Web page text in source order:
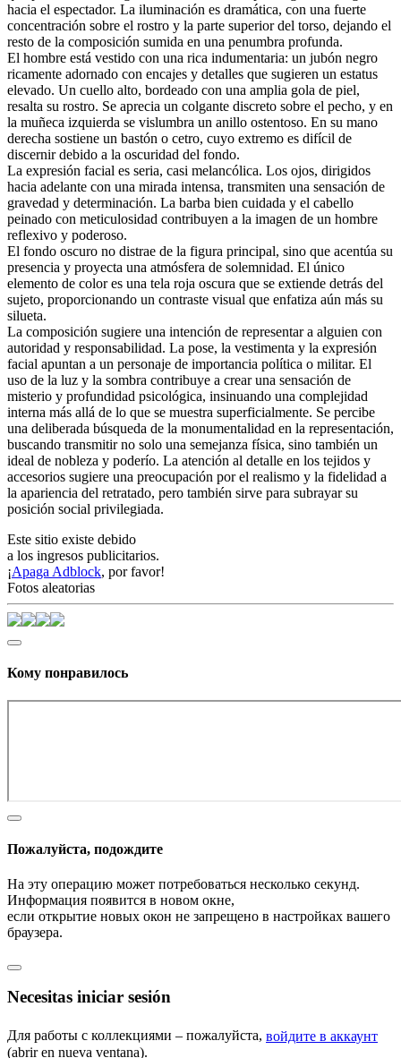
hacia el espectador. La iluminación es dramática, con una fuerte
concentración sobre el rostro y la parte superior del torso, dejando el
resto de la composición sumida en una penumbra profunda.
El hombre está vestido con una rica indumentaria: un jubón negro
ricamente adornado con encajes y detalles que sugieren un estatus
elevado. Un cuello alto, bordeado con una amplia gola de piel,
resalta su rostro. Se aprecia un colgante discreto sobre el pecho, y en
la muñeca izquierda se vislumbra un anillo ostentoso. En su mano
derecha sostiene un bastón o cetro, cuyo extremo es difícil de
discernir debido a la oscuridad del fondo.
La expresión facial es seria, casi melancólica. Los ojos, dirigidos
hacia adelante con una mirada intensa, transmiten una sensación de
gravedad y determinación. La barba bien cuidada y el cabello
peinado con meticulosidad contribuyen a la imagen de un hombre
reflexivo y poderoso.
El fondo oscuro no distrae de la figura principal, sino que acentúa su
presencia y proyecta una atmósfera de solemnidad. El único
elemento de color es una tela roja oscura que se extiende detrás del
sujeto, proporcionando un contraste visual que enfatiza aún más su
silueta.
La composición sugiere una intención de representar a alguien con
autoridad y responsabilidad. La pose, la vestimenta y la expresión
facial apuntan a un personaje de importancia política o militar. El
uso de la luz y la sombra contribuye a crear una sensación de
misterio y profundidad psicológica, insinuando una complejidad
interna más allá de lo que se muestra superficialmente. Se percibe
una deliberada búsqueda de la monumentalidad en la representación,
buscando transmitir no solo una semejanza física, sino también un
ideal de nobleza y poderío. La atención al detalle en los tejidos y
accesorios sugiere una preocupación por el realismo y la fidelidad a
la apariencia del retratado, pero también sirve para subrayar su
posición social privilegiada.
Este sitio existe debido
a los ingresos publicitarios.
¡Apaga Adblock, por favor!
Fotos aleatorias
Кому понравилось
Пожалуйста, подождите
На эту операцию может потребоваться несколько секунд.
Информация появится в новом окне,
если открытие новых окон не запрещено в настройках вашего
браузера.
Necesitas iniciar sesión
Для работы с коллекциями – пожалуйста, войдите в аккаунт
(abrir en nueva ventana).